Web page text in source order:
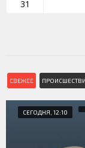
31
СВЕЖЕЕ
СЕГОДНЯ, 12:10